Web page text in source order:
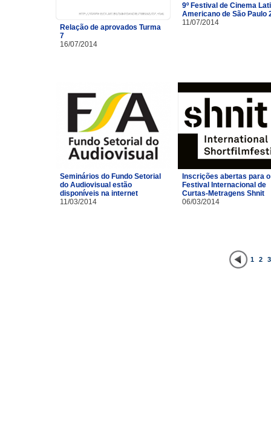
Relação de aprovados Turma
7
16/07/2014
9º Festival de Cinema
Americano de São Paulo
11/07/2014
Seminários do Fundo Setorial
do Audiovisual estão
disponíveis na internet
11/03/2014
Inscrições abertas para o
Festival Internacional de
Curtas-Metragens Shnit
06/03/2014
1 2 3